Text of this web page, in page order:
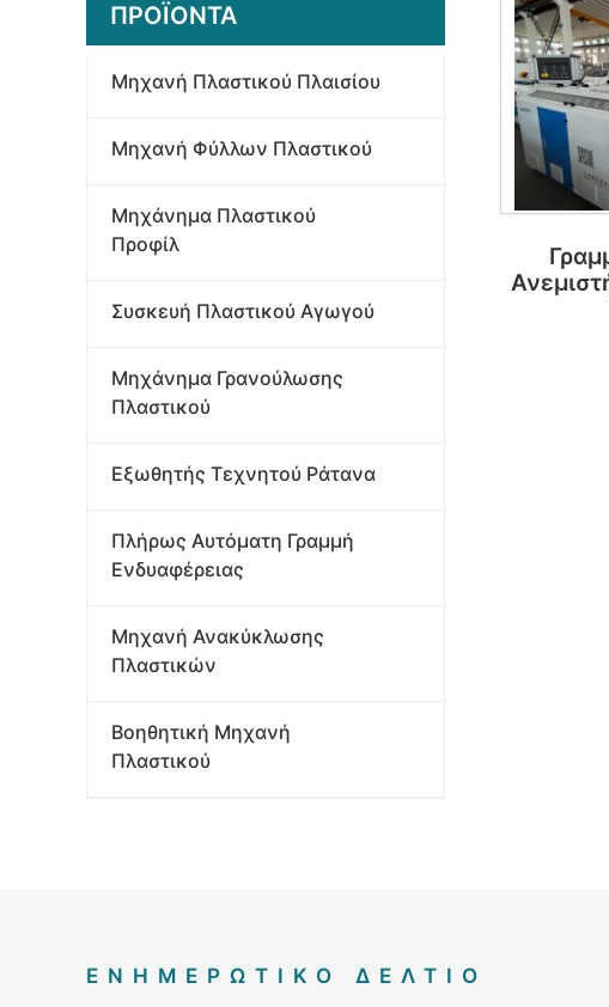
ΠΡΟΪΌΝΤΑ
Μηχανή Πλαστικού Πλαισίου
Μηχανή Φύλλων Πλαστικού
Μηχάνημα Πλαστικού
Προφίλ
Συσκευή Πλαστικού Αγωγού
Μηχάνημα Γρανούλωσης
Πλαστικού
Εξωθητής Τεχνητού Ράτανα
Πλήρως Αυτόματη Γραμμή
Ενδυαφέρειας
Μηχανή Ανακύκλωσης
Πλαστικών
Βοηθητική Μηχανή
Πλαστικού
ΕΝΗΜΕΡΩΤΙΚΌ ΔΕΛΤΊΟ